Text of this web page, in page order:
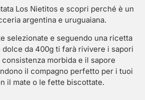
Los Nietitos e scopri perché è un
argentina e uruguaiana.
selezionate e seguendo una ricetta
da 400g ti farà rivivere i sapori
consistenza morbida e il sapore
il compagno perfetto per i tuoi
il mate o le fette biscottate.